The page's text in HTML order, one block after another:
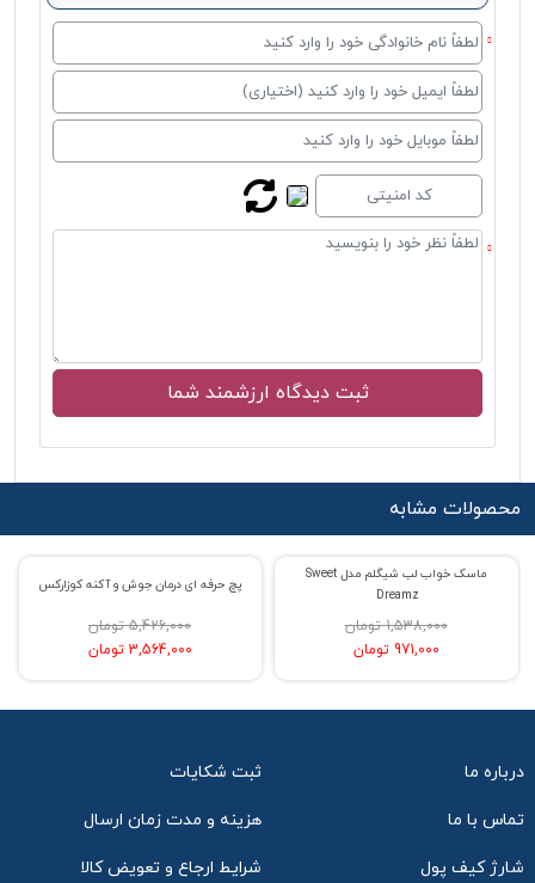
محصولات مشابه
% حراج 34
پچ حرفه ای درمان جوش و آکنه کوزارکس
5,426,000 تومان
3,564,000 تومان
% حراج 37ماسک خواب لب شیگلم مدل Sweet
Dreamz
1,538,000 تومان
971,000 تومان
درباره ما ثبت شکایات
تماس با ما هزینه و مدت زمان ارسال
شارژ کیف پول شرایط ارجاع و تعویض کالا